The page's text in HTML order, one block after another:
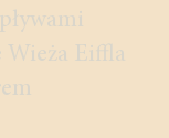
Eiffla